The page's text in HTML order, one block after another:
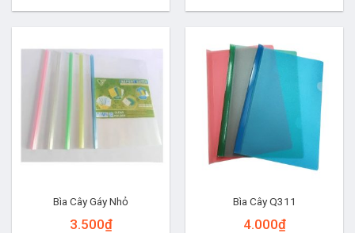
Bìa Cây Gáy Nhỏ
3.500₫
Bìa Cây Q311
4.000₫